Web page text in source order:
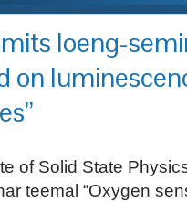
loeng-
on
of Solid State
teemal “Oxygen